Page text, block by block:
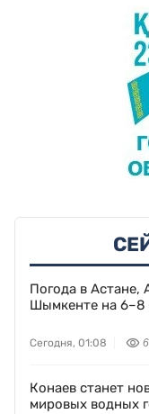
Погода в Астане,
Шымкенте на 6–8
Сегодня, 01:08
Конаев станет
мировых водных